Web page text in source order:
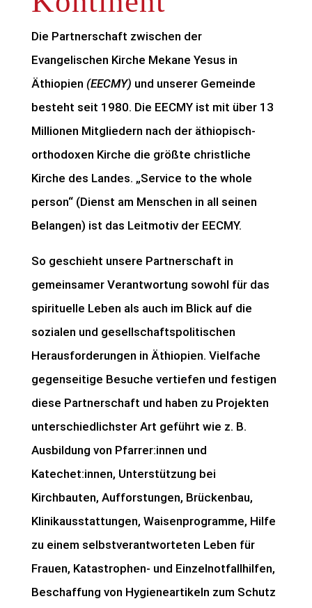
Die Partnerschaft zwischen der
Evangelischen Kirche Mekane Yesus in
Äthiopien (EECMY) und unserer Gemeinde
besteht seit 1980. Die EECMY ist mit über 13
Millionen Mitgliedern nach der äthiopisch-
orthodoxen Kirche die größte christliche
Kirche des Landes. „Service to the whole
person“ (Dienst am Menschen in all seinen
Belangen) ist das Leitmotiv der EECMY.
So geschieht unsere Partnerschaft in
gemeinsamer Verantwortung sowohl für das
spirituelle Leben als auch im Blick auf die
sozialen und gesellschaftspolitischen
Herausforderungen in Äthiopien. Vielfache
gegenseitige Besuche vertiefen und festigen
diese Partnerschaft und haben zu Projekten
unterschiedlichster Art geführt wie z. B.
Ausbildung von Pfarrer:innen und
Katechet:innen, Unterstützung bei
Kirchbauten, Aufforstungen, Brückenbau,
Klinikausstattungen, Waisenprogramme, Hilfe
zu einem selbstverantworteten Leben für
Frauen, Katastrophen- und Einzelnotfallhilfen,
Beschaffung von Hygieneartikeln zum Schutz